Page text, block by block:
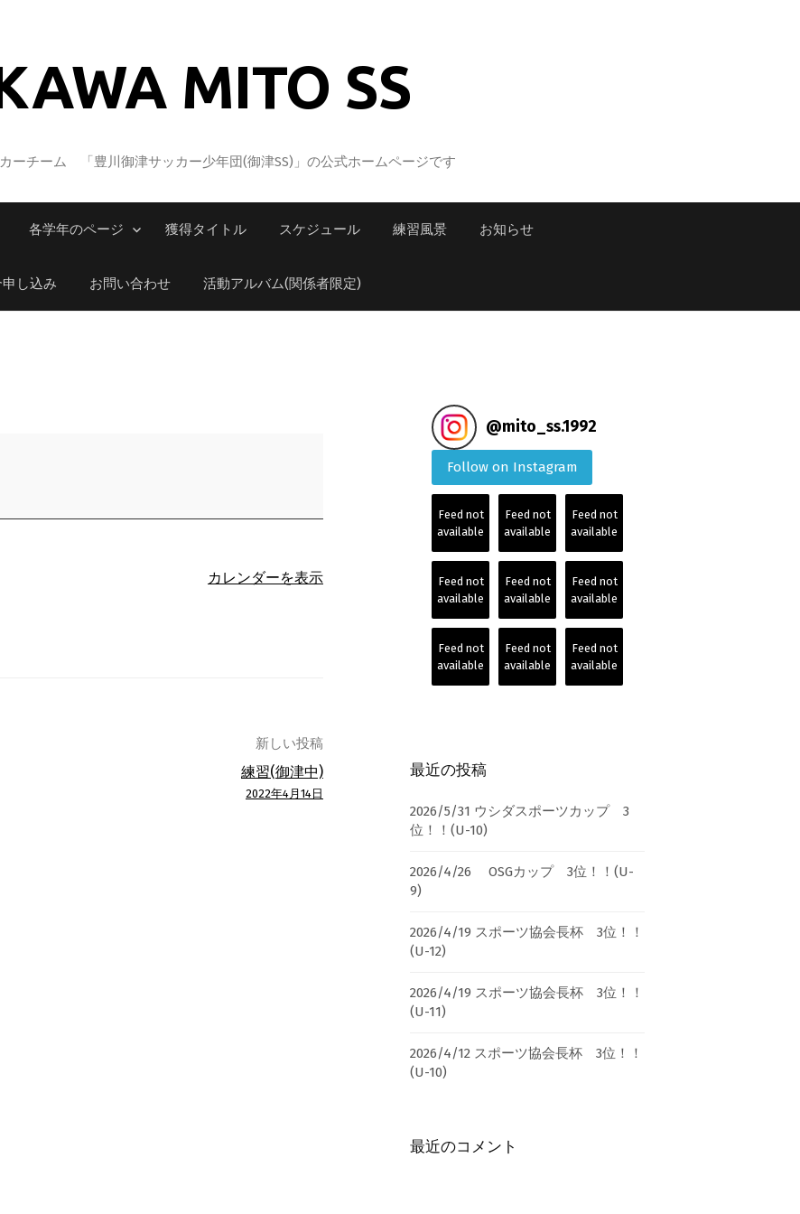
MITO SS
ーチーム 「豊川御津サッカー少年団(御津SS)」の公式ホームページです
各学年のページ 獲得タイトル スケジュール 練習風景 お知らせ
し込み お問い合わせ 活動アルバム(関係者限定)
カレンダーを表示
新しい投稿
練習(御津中)
2022年4月14日
@mito_ss.1992
Follow on Instagram
Feed not
available
Feed not
available
Feed not
available
Feed not
available
Feed not
available
Feed not
available
Feed not
available
Feed not
available
Feed not
available
最近の投稿
2026/5/31 ウシダスポーツカップ 3
位！！(U-10)
2026/4/26 OSGカップ 3位！！(U-
9)
2026/4/19 スポーツ協会長杯 3位！！
(U-12)
2026/4/19 スポーツ協会長杯 3位！！
(U-11)
2026/4/12 スポーツ協会長杯 3位！！
(U-10)
最近のコメント